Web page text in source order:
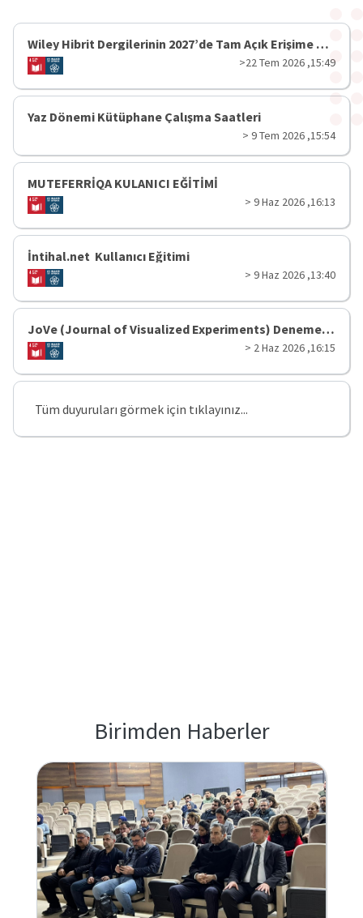
Saatleri
Wiley Hibrit Dergilerinin 2027’de Tam Açık Erişime Geçişi
>22 Tem 2026 ,15:49
Yaz Dönemi Kütüphane Çalışma Saatleri
> 9 Tem 2026 ,15:54
MUTEFERRİQA KULANICI EĞİTİMİ
> 9 Haz 2026 ,16:13
İntihal.net Kullanıcı Eğitimi
> 9 Haz 2026 ,13:40
JoVe (Journal of Visualized Experiments) Deneme Erişimi
> 2 Haz 2026 ,16:15
Tüm duyuruları görmek için tıklayınız...
Birimden Haberler